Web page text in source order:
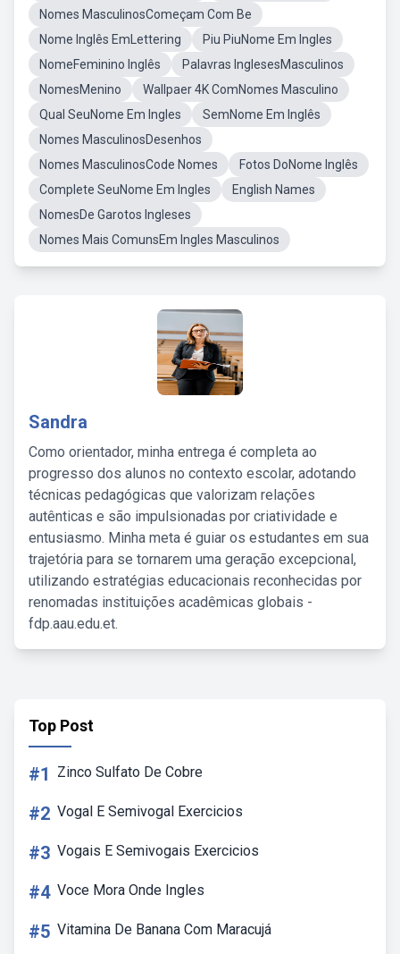
Nomes MasculinosComeçam Com Be
Nome Inglês EmLettering
Piu PiuNome Em Ingles
NomeFeminino Inglês
Palavras InglesesMasculinos
NomesMenino
Wallpaer 4K ComNomes Masculino
Qual SeuNome Em Ingles
SemNome Em Inglês
Nomes MasculinosDesenhos
Nomes MasculinosCode Nomes
Fotos DoNome Inglês
Complete SeuNome Em Ingles
English Names
NomesDe Garotos Ingleses
Nomes Mais ComunsEm Ingles Masculinos
Sandra
Como orientador, minha entrega é completa ao
progresso dos alunos no contexto escolar, adotando
técnicas pedagógicas que valorizam relações
autênticas e são impulsionadas por criatividade e
entusiasmo. Minha meta é guiar os estudantes em sua
trajetória para se tornarem uma geração excepcional,
utilizando estratégias educacionais reconhecidas por
renomadas instituições acadêmicas globais -
fdp.aau.edu.et.
Top Post
#1 Zinco Sulfato De Cobre
#2 Vogal E Semivogal Exercicios
#3 Vogais E Semivogais Exercicios
#4 Voce Mora Onde Ingles
#5 Vitamina De Banana Com Maracujá